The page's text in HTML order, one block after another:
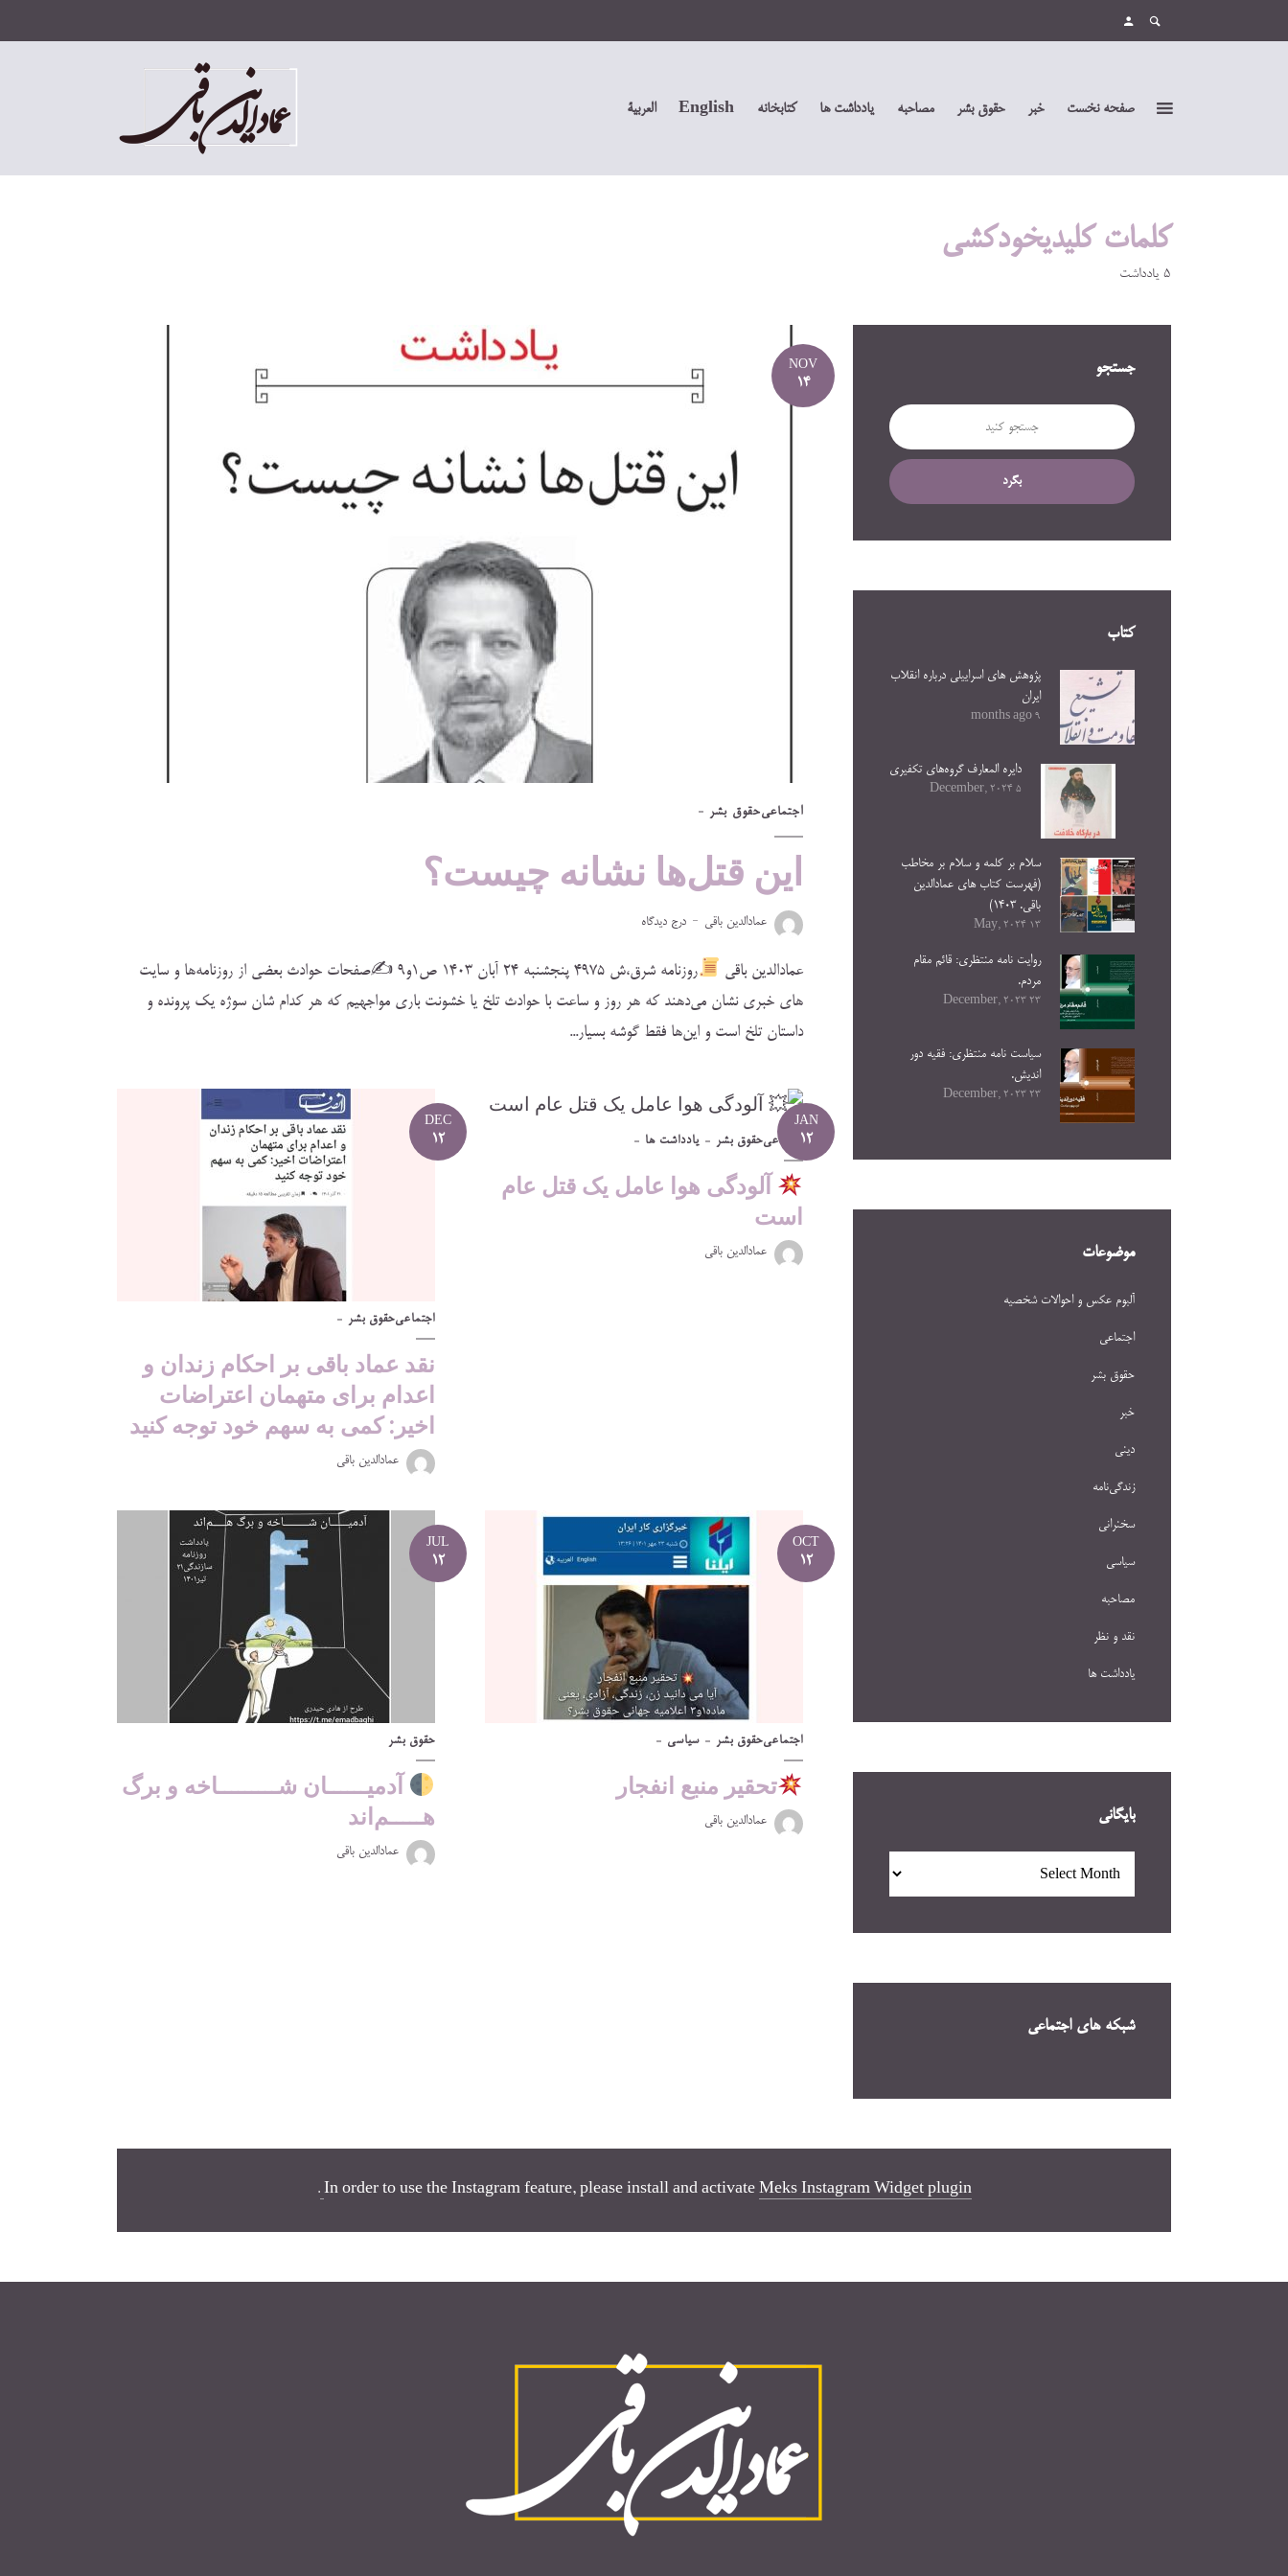
صفحه نخست خبر حقوق بشر مصاحبه یادداشت ها کتابخانه English العربیة
کلمات کلیدیخودکشی
5 یادداشت
NOV
14
اجتماعیحقوق بشر
این قتل‌ها نشانه چیست؟
عمادالدین باقی درج دیدگاه
عمادالدین باقی روزنامه شرق،ش ۴۹۷۵ پنجشنبه ۲۴ آبان ۱۴۰۳ ص۱و۹ ✍
صفحات حوادث بعضی از روزنامه‌ها و سایت
های خبری نشان می‌دهند که هر روز و ساعت با حوادث تلخ یا خشونت باری مواجهیم که هر کدام شان سوژه یک پرونده و
داستان تلخ است و این‌ها فقط گوشه بسیار...
JAN
12اجتماعیحقوق بشر یادداشت ها
آلودگی هوا عامل یک قتل عام
است
عمادالدین باقی
DEC
12
اجتماعیحقوق بشر
نقد عماد باقی بر احکام زندان و
اعدام برای متهمان اعتراضات
اخیر: کمی به سهم خود توجه کنید
عمادالدین باقی
OCT
12
اجتماعیحقوق بشر سیاسی
تحقیر منبع انفجار
عمادالدین باقی
JUL
12
حقوق بشر
آدمیــــــان شـــــــــاخه و برگ
هـــــم‌اند
عمادالدین باقی
جستجو
بگرد
کتاب
پژوهش های اسراییلی درباره انقلاب
ایران
9 months ago
دایره المعارف گروه‌های تکفیری
5 December, 2024
سلام بر کلمه و سلام بر مخاطب
(فهرست کتاب های عمادالدین
باقی. ۱۴۰۳)
13 May, 2024
روایت نامه منتظری: قائم مقام
مردم.
23 December, 2023
سیاست نامه منتظری: فقیه دور
اندیش.
23 December, 2023
موضوعات
آلبوم عکس و احوالات شخصيه
اجتماعی
حقوق بشر
خبر
دینی
زندگی‌نامه
سخنرانی
سیاسی
مصاحبه
نقد و نظر
یادداشت ها
بایگانی
شبکه های اجتماعی
In order to use the Instagram feature, please install and activate Meks Instagram Widget plugin
.